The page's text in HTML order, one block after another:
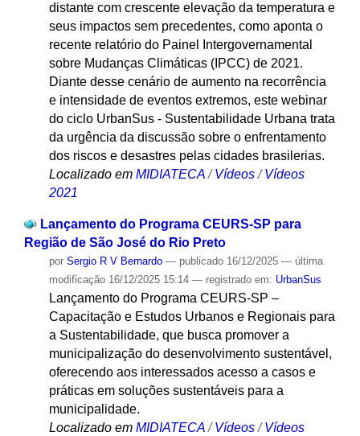
distante com crescente elevação da temperatura e
seus impactos sem precedentes, como aponta o
recente relatório do Painel Intergovernamental
sobre Mudanças Climáticas (IPCC) de 2021.
Diante desse cenário de aumento na recorrência
e intensidade de eventos extremos, este webinar
do ciclo UrbanSus - Sustentabilidade Urbana trata
da urgência da discussão sobre o enfrentamento
dos riscos e desastres pelas cidades brasilerias.
Localizado em MIDIATECA / Vídeos / Vídeos
2021
Lançamento do Programa CEURS-SP para
Região de São José do Rio Preto
por Sergio R V Bernardo — publicado16/12/2025 — última
modificação16/12/2025 15:14 — registrado em: UrbanSus
Lançamento do Programa CEURS-SP –
Capacitação e Estudos Urbanos e Regionais para
a Sustentabilidade, que busca promover a
municipalização do desenvolvimento sustentável,
oferecendo aos interessados acesso a casos e
práticas em soluções sustentáveis para a
municipalidade.
Localizado em MIDIATECA /Vídeos /Vídeos